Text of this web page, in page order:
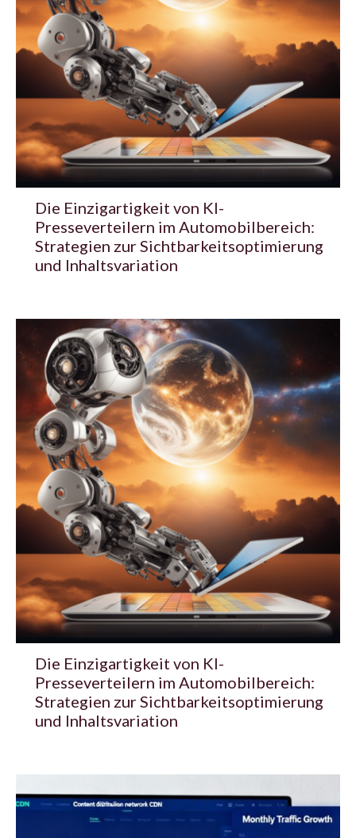
Die Einzigartigkeit von KI-
Presseverteilern im Automobilbereich:
Strategien zur Sichtbarkeitsoptimierung
und Inhaltsvariation
Die Einzigartigkeit von KI-
Presseverteilern im Automobilbereich:
Strategien zur Sichtbarkeitsoptimierung
und Inhaltsvariation